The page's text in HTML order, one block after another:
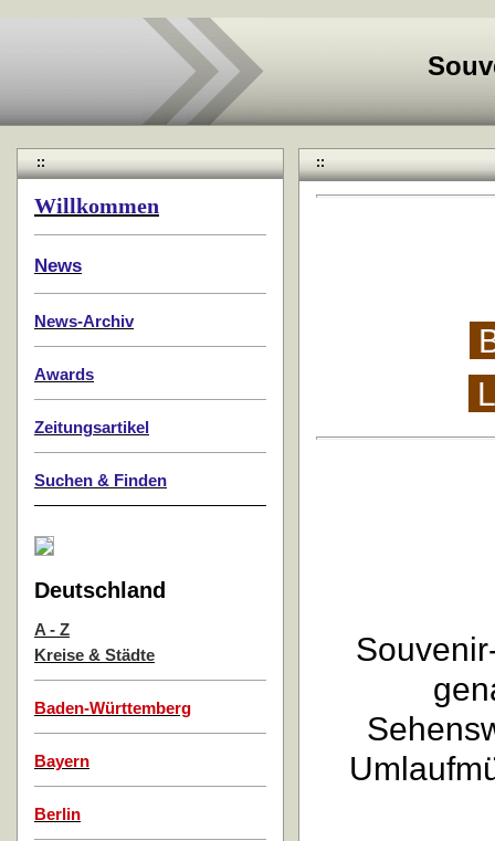
::
Willkommen
News
News-Archiv
Awards
Zeitungsartikel
Suchen & Finden
Deutschland
A - Z
Kreise & Städte
Baden-Württemberg
Bayern
Berlin
::